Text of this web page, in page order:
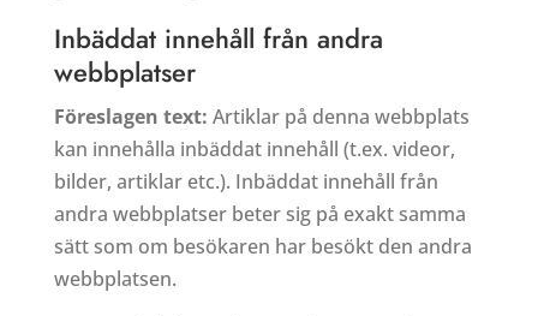
Inbäddat innehåll från andra
webbplatser
Föreslagen text: Artiklar på denna webbplats
kan innehålla inbäddat innehåll (t.ex. videor,
bilder, artiklar etc.). Inbäddat innehåll från
andra webbplatser beter sig på exakt samma
sätt som om besökaren har besökt den andra
webbplatsen.